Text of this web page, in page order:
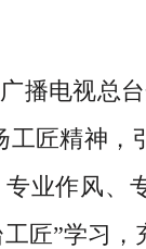
播电视总
工匠精神，
业作风、
匠”学习，